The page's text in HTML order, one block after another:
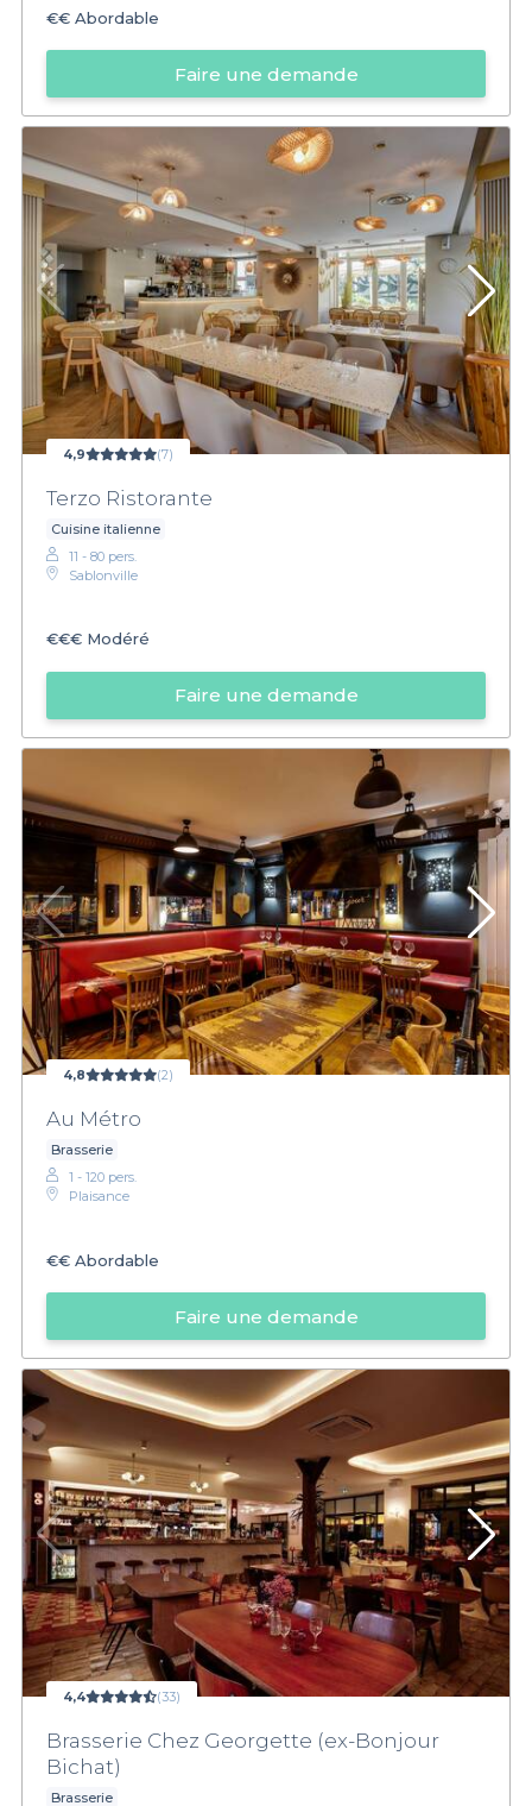
€€ Abordable
Faire une demande
4,9 (7)
Terzo Ristorante
Cuisine italienne
11 - 80 pers.
Sablonville
€€€ Modéré
Faire une demande
4,8 (2)
Au Métro
Brasserie
1 - 120 pers.
Plaisance
€€ Abordable
Faire une demande
4,4 (33)
Brasserie Chez Georgette (ex-Bonjour
Bichat)
Brasserie